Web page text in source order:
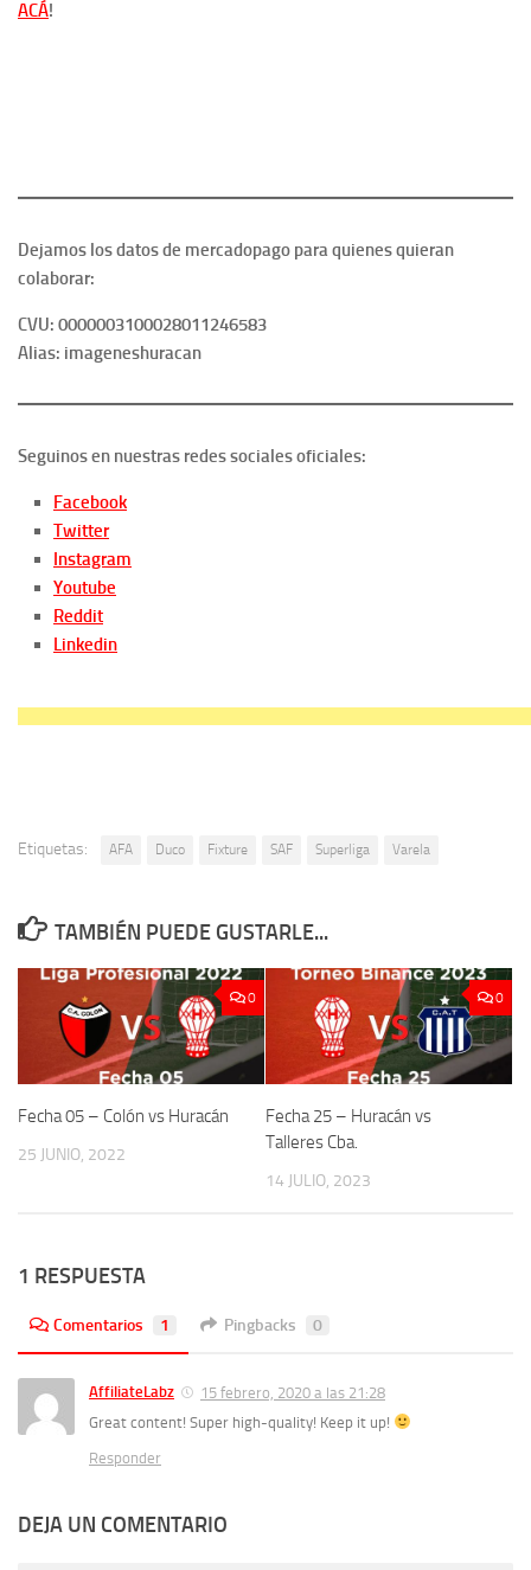
ACÁ!
Dejamos los datos de mercadopago para quienes quieran
colaborar:
CVU: 0000003100028011246583
Alias: imageneshuracan
Seguinos en nuestras redes sociales oficiales:
Facebook
Twitter
Instagram
Youtube
Reddit
Linkedin
Etiquetas: AFA Duco Fixture SAF Superliga Varela
TAMBIÉN PUEDE GUSTARLE...
0
Fecha 05 – Colón vs Huracán
25 JUNIO, 2022
0
Fecha 25 – Huracán vs
Talleres Cba.
14 JULIO, 2023
1 RESPUESTA
Comentarios 1 Pingbacks 0
AffiliateLabz
15 febrero, 2020 a las 21:28
Great content! Super high-quality! Keep it up!
Responder
DEJA UN COMENTARIO